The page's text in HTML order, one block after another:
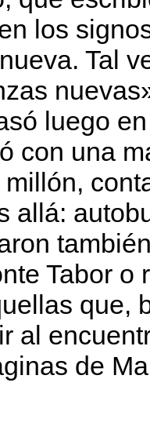
los
Tal
luego
con una
allá:
Tabor
que,
al
de